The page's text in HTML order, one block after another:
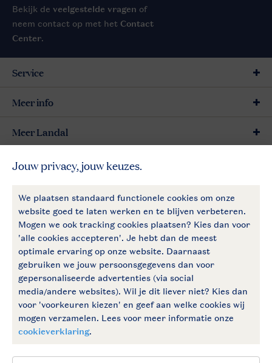
Bekijk de veelgestelde vragen of
neem contact op met het Contact
Center.
Follow Us
facebookinstagram
Vakantietips & inspiratie?
Service
Meer info
Meer Landal
Betaalmogelijkheden